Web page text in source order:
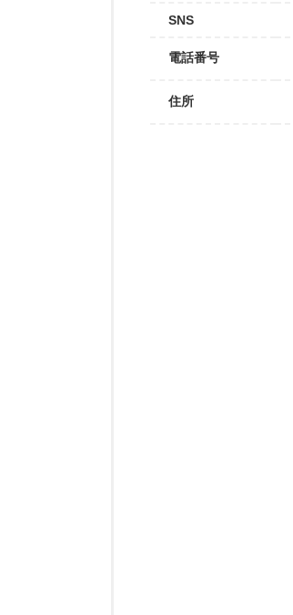
SNS
電話番号
住所